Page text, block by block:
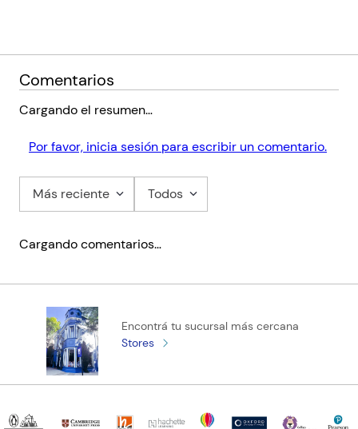
Comentarios
Cargando el resumen…
Por favor, inicia sesión para escribir un comentario.
Más reciente Todos
Cargando comentarios…
Encontrá tu sucursal más cercana
Stores